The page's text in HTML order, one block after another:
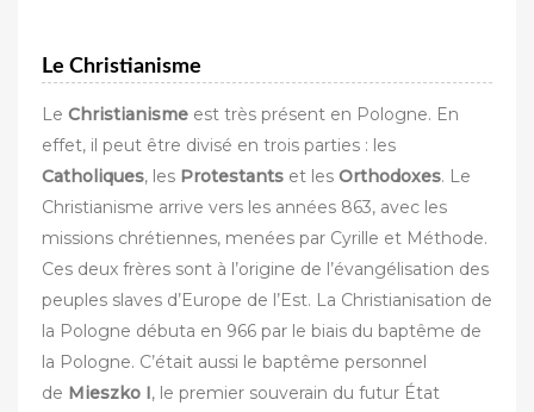
Le Christianisme
Le Christianisme est très présent en Pologne. En
effet, il peut être divisé en trois parties : les
Catholiques, les Protestants et les Orthodoxes. Le
Christianisme arrive vers les années 863, avec les
missions chrétiennes, menées par Cyrille et Méthode.
Ces deux frères sont à l’origine de l’évangélisation des
peuples slaves d’Europe de l’Est. La Christianisation de
la Pologne débuta en 966 par le biais du baptême de
la Pologne. C’était aussi le baptême personnel
de Mieszko I, le premier souverain du futur État